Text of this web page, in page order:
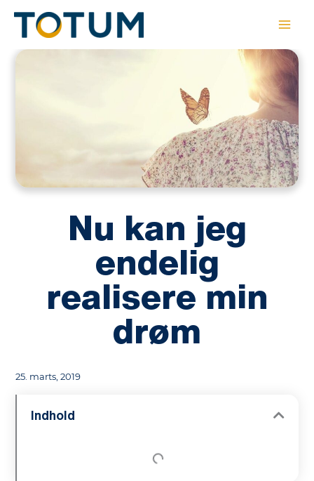
indholdet
Nu kan jeg
endelig
realisere min
drøm
25. marts, 2019
Indhold